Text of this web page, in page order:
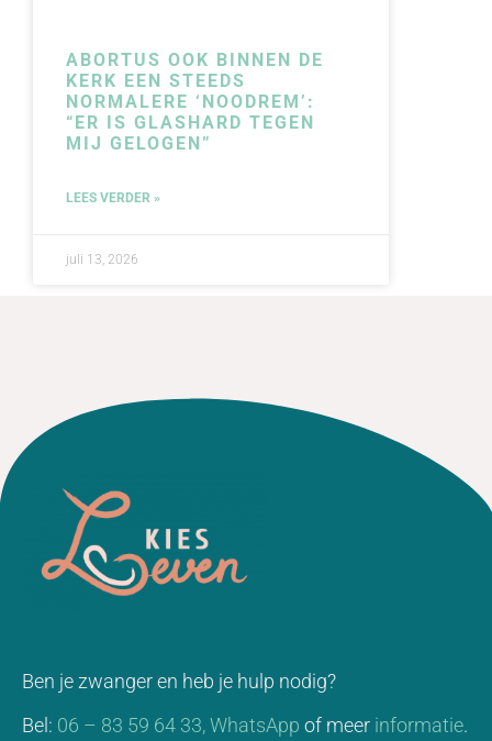
ABORTUS OOK BINNEN DE
KERK EEN STEEDS
NORMALERE ‘NOODREM’:
“ER IS GLASHARD TEGEN
MIJ GELOGEN”
LEES VERDER »
juli 13, 2026
Ben je zwanger en heb je hulp nodig?
Bel: 06 – 83 59 64 33,WhatsApp of meer informatie.